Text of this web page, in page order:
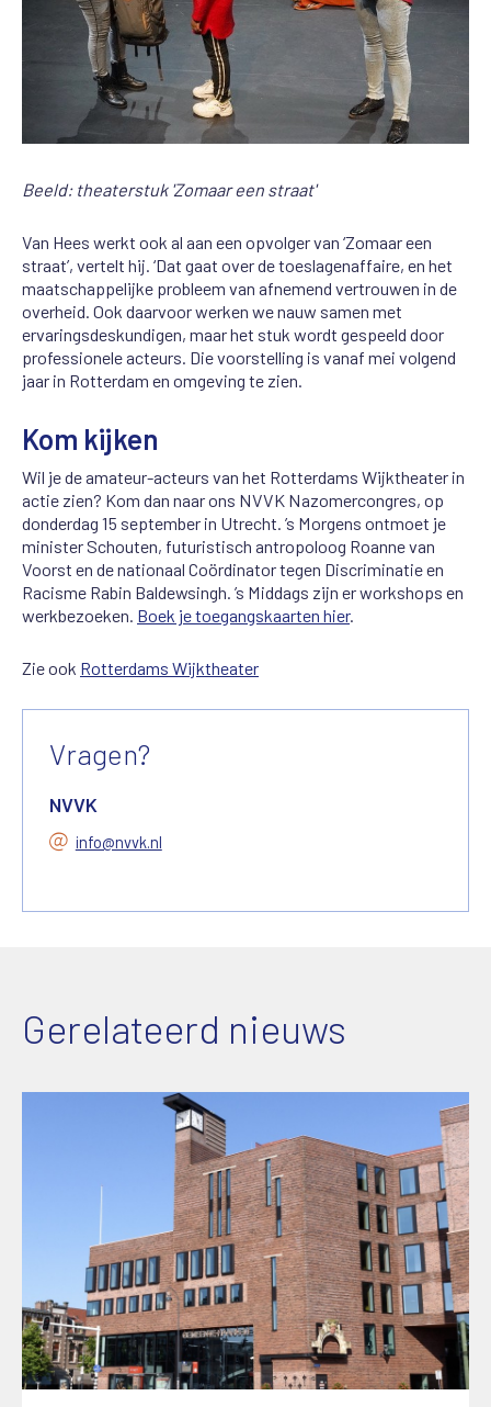
Beeld: theaterstuk 'Zomaar een straat'
Van Hees werkt ook al aan een opvolger van ‘Zomaar een
straat’, vertelt hij. ‘Dat gaat over de toeslagenaffaire, en het
maatschappelijke probleem van afnemend vertrouwen in de
overheid. Ook daarvoor werken we nauw samen met
ervaringsdeskundigen, maar het stuk wordt gespeeld door
professionele acteurs. Die voorstelling is vanaf mei volgend
jaar in Rotterdam en omgeving te zien.
Kom kijken
Wil je de amateur-acteurs van het Rotterdams Wijktheater in
actie zien? Kom dan naar ons NVVK Nazomercongres, op
donderdag 15 september in Utrecht. ’s Morgens ontmoet je
minister Schouten, futuristisch antropoloog Roanne van
Voorst en de nationaal Coördinator tegen Discriminatie en
Racisme Rabin Baldewsingh. ’s Middags zijn er workshops en
werkbezoeken. Boek je toegangskaarten hier.
Zie ook Rotterdams Wijktheater
Vragen?
NVVK
info@nvvk.nl
Gerelateerd nieuws